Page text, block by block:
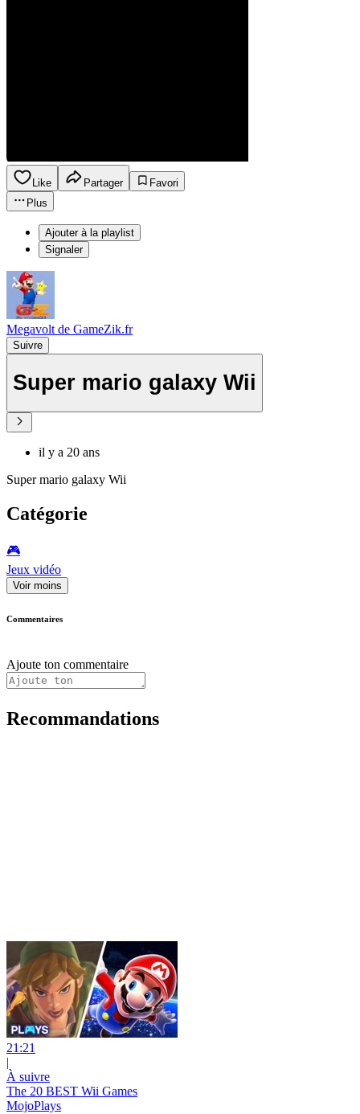
Like Partager
Favori
Plus
Ajouter à la playlist
Signaler
Megavolt de GameZik.fr
Suivre
Super mario galaxy Wii
il y a 20 ans
Super mario galaxy Wii
Catégorie
🎮️
Jeux vidéo
Voir moins
Commentaires
Ajoute ton commentaire
Recommandations
21:21
|
À suivre
The 20 BEST Wii Games
MojoPlays